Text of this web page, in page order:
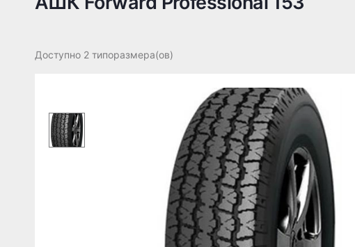
Аксессуары
Доступно 2 типоразмера(ов)